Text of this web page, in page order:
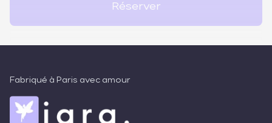
Réserver
Fabriqué à Paris avec amour